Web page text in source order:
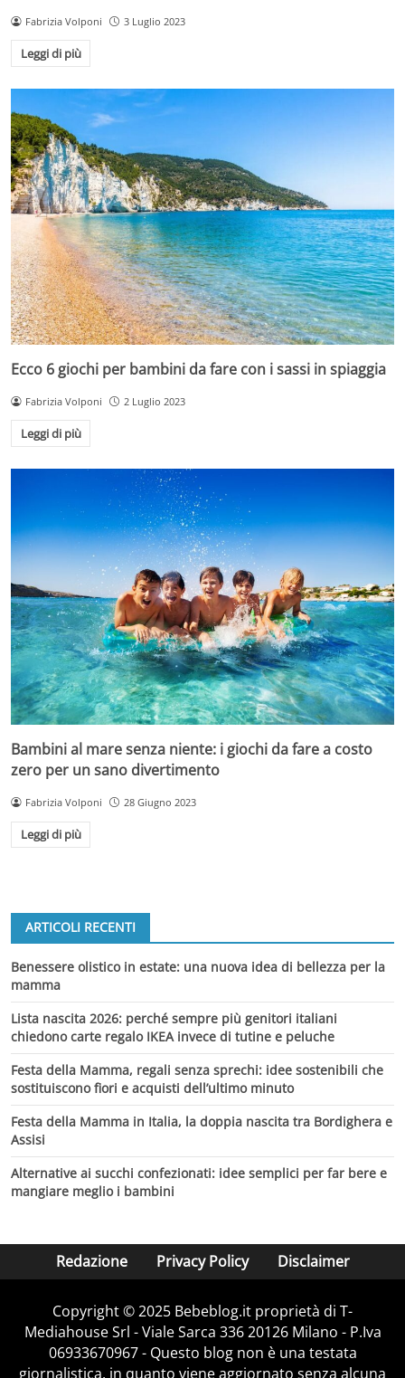
Fabrizia Volponi 3 Luglio 2023
Leggi di più
Ecco 6 giochi per bambini da fare con i sassi in spiaggia
Fabrizia Volponi 2 Luglio 2023
Leggi di più
Bambini al mare senza niente: i giochi da fare a costo
zero per un sano divertimento
Fabrizia Volponi 28 Giugno 2023
Leggi di più
ARTICOLI RECENTI
Benessere olistico in estate: una nuova idea di bellezza per la
mamma
Lista nascita 2026: perché sempre più genitori italiani
chiedono carte regalo IKEA invece di tutine e peluche
Festa della Mamma, regali senza sprechi: idee sostenibili che
sostituiscono fiori e acquisti dell’ultimo minuto
Festa della Mamma in Italia, la doppia nascita tra Bordighera e
Assisi
Alternative ai succhi confezionati: idee semplici per far bere e
mangiare meglio i bambini
Redazione Privacy Policy Disclaimer
Copyright © 2025 Bebeblog.it proprietà di T-
Mediahouse Srl - Viale Sarca 336 20126 Milano - P.Iva
06933670967 - Questo blog non è una testata
giornalistica, in quanto viene aggiornato senza alcuna